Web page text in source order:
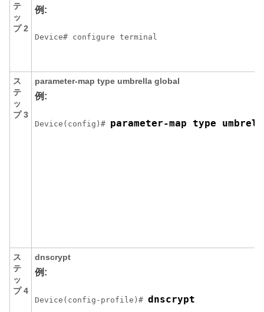
テ
ッ
プ 2
例:
Device# configure terminal
ス
テ
ッ
プ 3
parameter-map type umbrella global
例:
Device(config)# parameter-map type
ス
テ
ッ
プ 4
dnscrypt
例:
Device(config-profile)# dnscrypt